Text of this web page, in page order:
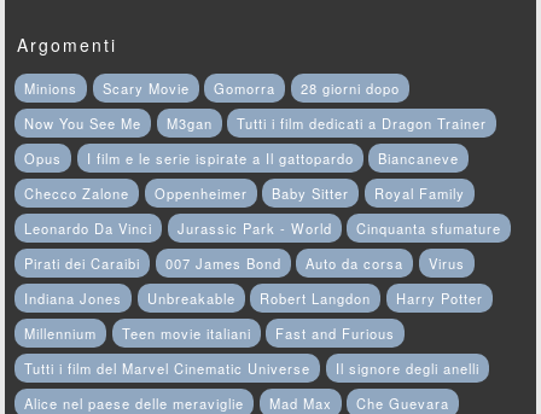
Argomenti
Minions Scary Movie Gomorra
28 giorni dopo
Now You See Me
M3gan
Tutti i film dedicati a Dragon Trainer
Opus
I film e le serie ispirate a Il gattopardo
Biancaneve
Checco Zalone
Oppenheimer Baby Sitter
Royal Family
Leonardo Da Vinci
Jurassic Park - World
Cinquanta sfumature
Pirati dei Caraibi
007 James Bond Auto da corsa
Virus
Indiana Jones
Unbreakable Robert Langdon
Harry Potter
Millennium
Teen movie italiani
Fast and Furious
Tutti i film del Marvel Cinematic Universe
Il signore degli anelli
Alice nel paese delle meraviglie
Mad Max Che Guevara